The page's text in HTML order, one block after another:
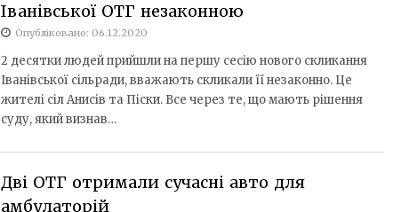
Іванівської ОТГ незаконною
Опубліковано: 06.12.2020
2 десятки людей прийшли на першу сесію нового скликання
Іванівської сільради, вважають скликали її незаконно. Це
жителі сіл Анисів та Піски. Все через те, що мають рішення
суду, який визнав…
Дві ОТГ отримали сучасні авто для
амбулаторій